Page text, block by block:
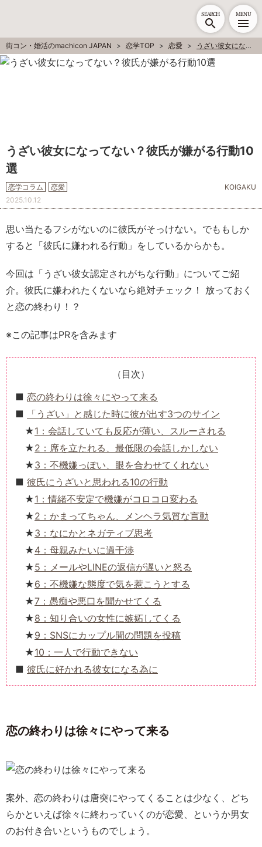
SEARCH MENU
街コン・婚活のmachicon JAPAN 恋学TOP 恋愛 うざい彼女になってない？彼氏が嫌がる行動10選
うざい彼女になってない？彼氏が嫌がる行動10
選
恋学コラム 恋愛
KOIGAKU
2025.10.12
思い当たるフシがないのに彼氏がそっけない。でももしか
すると「彼氏に嫌われる行動」をしているからかも。
今回は「うざい彼女認定されがちな行動」についてご紹
介。彼氏に嫌われたくないなら絶対チェック！ 放っておく
と恋の終わり！？
※この記事はPRを含みます
（目次）
恋の終わりは徐々にやって来る
「うざい」と感じた時に彼が出す3つのサイン
1：会話していても反応が薄い、スルーされる
2：席を立たれる、最低限の会話しかしない
3：不機嫌っぽい、眼を合わせてくれない
彼氏にうざいと思われる10の行動
1：情緒不安定で機嫌がコロコロ変わる
2：かまってちゃん、メンヘラ気質な言動
3：なにかとネガティブ思考
4：母親みたいに過干渉
5：メールやLINEの返信が遅いと怒る
6：不機嫌な態度で気を惹こうとする
7：愚痴や悪口を聞かせてくる
8：知り合いの女性に嫉妬してくる
9：SNSにカップル間の問題を投稿
10：一人で行動できない
彼氏に好かれる彼女になる為に
恋の終わりは徐々にやって来る
案外、恋の終わりは唐突にやってくることは少なく、どち
らかといえば徐々に終わっていくのが恋愛、というか男女
のお付き合いというものでしょう。